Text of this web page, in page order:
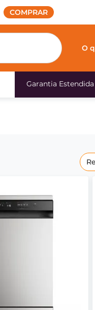
COMPRAR
O
Garantia Estendida